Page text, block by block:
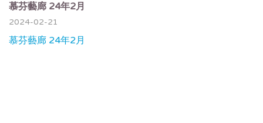
慕芬藝廊 24年2月
2024-02-21
慕芬藝廊 24年2月